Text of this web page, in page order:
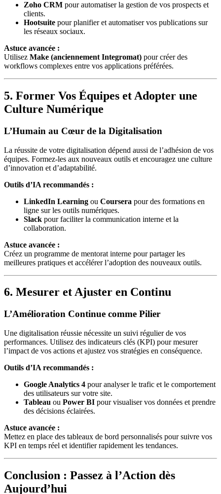
Zoho CRM pour automatiser la gestion de vos prospects et
clients.
Hootsuite pour planifier et automatiser vos publications sur
les réseaux sociaux.
Astuce avancée :
Utilisez Make (anciennement Integromat) pour créer des
workflows complexes entre vos applications préférées.
5. Former Vos Équipes et Adopter une
Culture Numérique
L’Humain au Cœur de la Digitalisation
La réussite de votre digitalisation dépend aussi de l’adhésion de vos
équipes. Formez-les aux nouveaux outils et encouragez une culture
d’innovation et d’adaptabilité.
Outils d’IA recommandés :
LinkedIn Learning ou Coursera pour des formations en
ligne sur les outils numériques.
Slack pour faciliter la communication interne et la
collaboration.
Astuce avancée :
Créez un programme de mentorat interne pour partager les
meilleures pratiques et accélérer l’adoption des nouveaux outils.
6. Mesurer et Ajuster en Continu
L’Amélioration Continue comme Pilier
Une digitalisation réussie nécessite un suivi régulier de vos
performances. Utilisez des indicateurs clés (KPI) pour mesurer
l’impact de vos actions et ajustez vos stratégies en conséquence.
Outils d’IA recommandés :
Google Analytics 4 pour analyser le trafic et le comportement
des utilisateurs sur votre site.
Tableau ou Power BI pour visualiser vos données et prendre
des décisions éclairées.
Astuce avancée :
Mettez en place des tableaux de bord personnalisés pour suivre vos
KPI en temps réel et identifier rapidement les tendances.
Conclusion : Passez à l’Action dès
Aujourd’hui